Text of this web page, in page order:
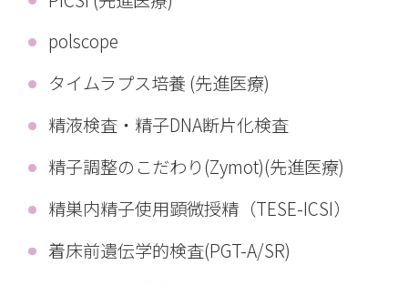
polscope
タイムラプス培養 (先進医療)
精液検査・精子DNA断片化検査
精子調整のこだわり(Zymot)(先進医療)
精巣内精子使用顕微授精（TESE-ICSI）
着床前遺伝学的検査(PGT-A/SR)